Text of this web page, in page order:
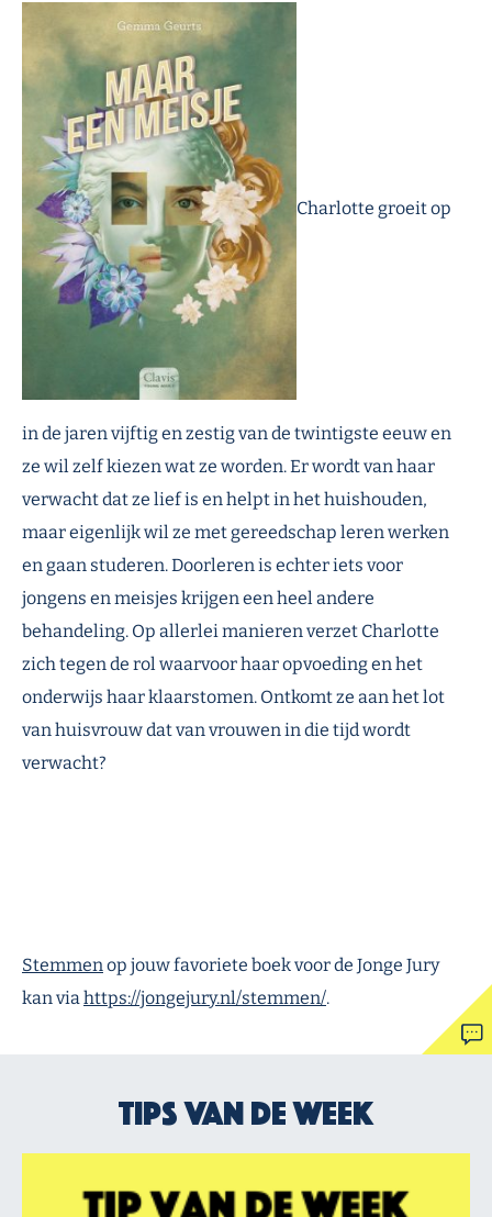
Charlotte groeit op
in de jaren vijftig en zestig van de twintigste eeuw en
ze wil zelf kiezen wat ze worden. Er wordt van haar
verwacht dat ze lief is en helpt in het huishouden,
maar eigenlijk wil ze met gereedschap leren werken
en gaan studeren. Doorleren is echter iets voor
jongens en meisjes krijgen een heel andere
behandeling. Op allerlei manieren verzet Charlotte
zich tegen de rol waarvoor haar opvoeding en het
onderwijs haar klaarstomen. Ontkomt ze aan het lot
van huisvrouw dat van vrouwen in die tijd wordt
verwacht?
Stemmenop jouw favoriete boek voor de Jonge Jury
kan viahttps://jongejury.nl/stemmen/.
Tips van de week